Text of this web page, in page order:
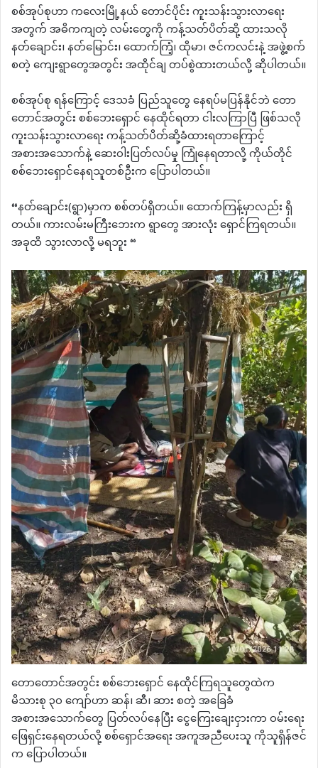
စစ်အုပ်စုဟာ ကလေးမြို့နယ် တောင်ပိုင်း ကူးသန်းသွားလာရေး
အတွက် အဓိကကျတဲ့ လမ်းတွေကို ကန့်သတ်ပိတ်ဆို့ ထားသလို
နတ်ချောင်း၊ နတ်မြောင်း၊ ထောက်ကြံ့၊ ထိုမာ၊ ဇင်ကလင်းနဲ့ အဖွဲ့စက်
စတဲ့ ကျေးရွာတွေအတွင်း အထိုင်ချ တပ်စွဲထားတယ်လို့ ဆိုပါတယ်။
စစ်အုပ်စု ရန်ကြောင့် ဒေသခံ ပြည်သူတွေ နေရပ်မပြန်နိုင်ဘဲ တော
တောင်အတွင်း စစ်ဘေးရှောင် နေထိုင်ရတာ ငါးလကြာပြီ ဖြစ်သလို
ကူးသန်းသွားလာရေး ကန့်သတ်ပိတ်ဆို့ခံထားရတာကြောင့်
အစားအသောက်နဲ့ ဆေးဝါးပြတ်လပ်မှု ကြုံနေရတာလို့ ကိုယ်တိုင်
စစ်ဘေးရှောင်နေရသူတစ်ဦးက ပြောပါတယ်။
“နတ်ချောင်း(ရွာ)မှာက စစ်တပ်ရှိတယ်။ ထောက်ကြန့်မှာလည်း ရှိ
တယ်။ ကားလမ်းမကြီးဘေးက ရွာတွေ အားလုံး ရှောင်ကြရတယ်။
အခုထိ သွားလာလို့ မရဘူး “
တောတောင်အတွင်း စစ်ဘေးရှောင် နေထိုင်ကြရသူတွေထဲက
မိသားစု ၃၀ ကျော်ဟာ ဆန်၊ ဆီ၊ ဆား စတဲ့ အခြေခံ
အစားအသောက်တွေ ပြတ်လပ်နေပြီး ငွေကြေးချေးငှားကာ ဝမ်းရေး
ဖြေရှင်းနေရတယ်လို့ စစ်ရှောင်အရေး အကူအညီပေးသူ ကိုသူရှိန်ဇင်
က ပြောပါတယ်။